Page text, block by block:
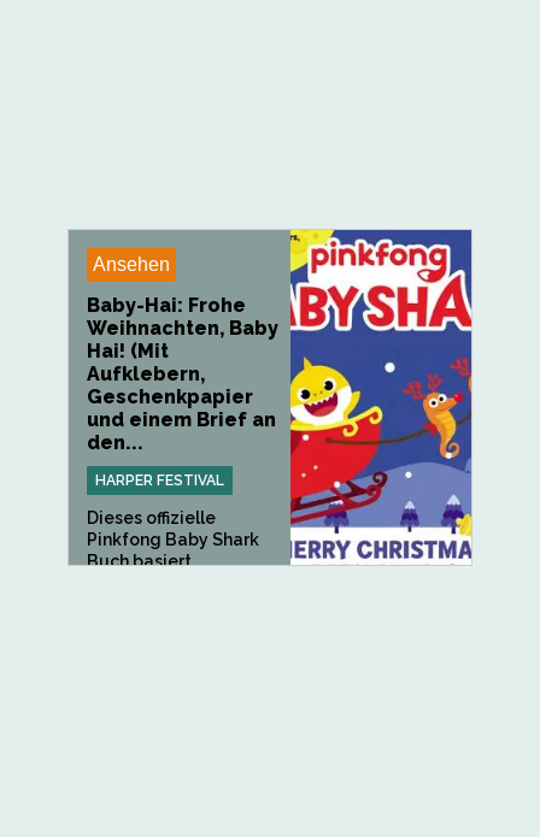
Ansehen
Baby-Hai: Frohe
Weihnachten, Baby
Hai! (Mit
Aufklebern,
Geschenkpapier
und einem Brief an
den...
HARPER FESTIVAL
Dieses offizielle
Pinkfong Baby Shark
Buch basiert...